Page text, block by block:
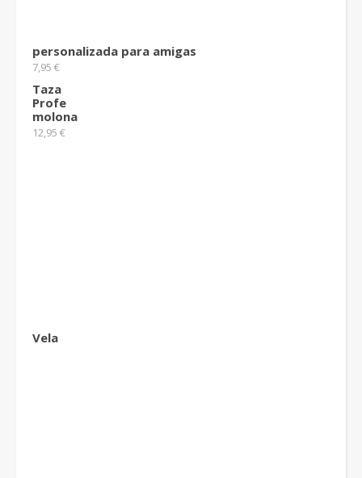
personalizada para amigas
7,95 €
Taza
Profe
molona
12,95 €
Vela